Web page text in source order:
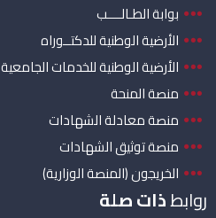
بوابة الطـالــــب
الأرضية الوطنية للدكتــوراه
الأرضية الوطنية للخدمات الجامعية
منصة المنحة
منصة معادلة الشهادات
منصة توثيق الشهادات
الخريجون (المنصة الوزارية)
روابطذات صلة